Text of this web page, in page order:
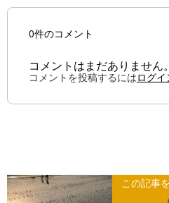
0件のコメント
コメントはまだありません。
コメントを投稿するにはログイ
この記事